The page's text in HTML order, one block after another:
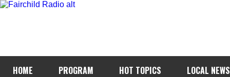
HOME PROGRAM HOT TOPICS
LOCAL NEWS